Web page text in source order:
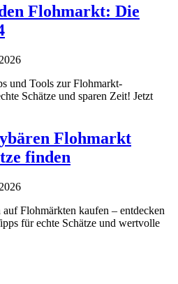
Flohmarkt: Die
und Tools zur Flohmarkt-
Schätze und sparen Zeit! Jetzt
Flohmarkt
finden
Flohmärkten kaufen – entdecken
für echte Schätze und wertvolle